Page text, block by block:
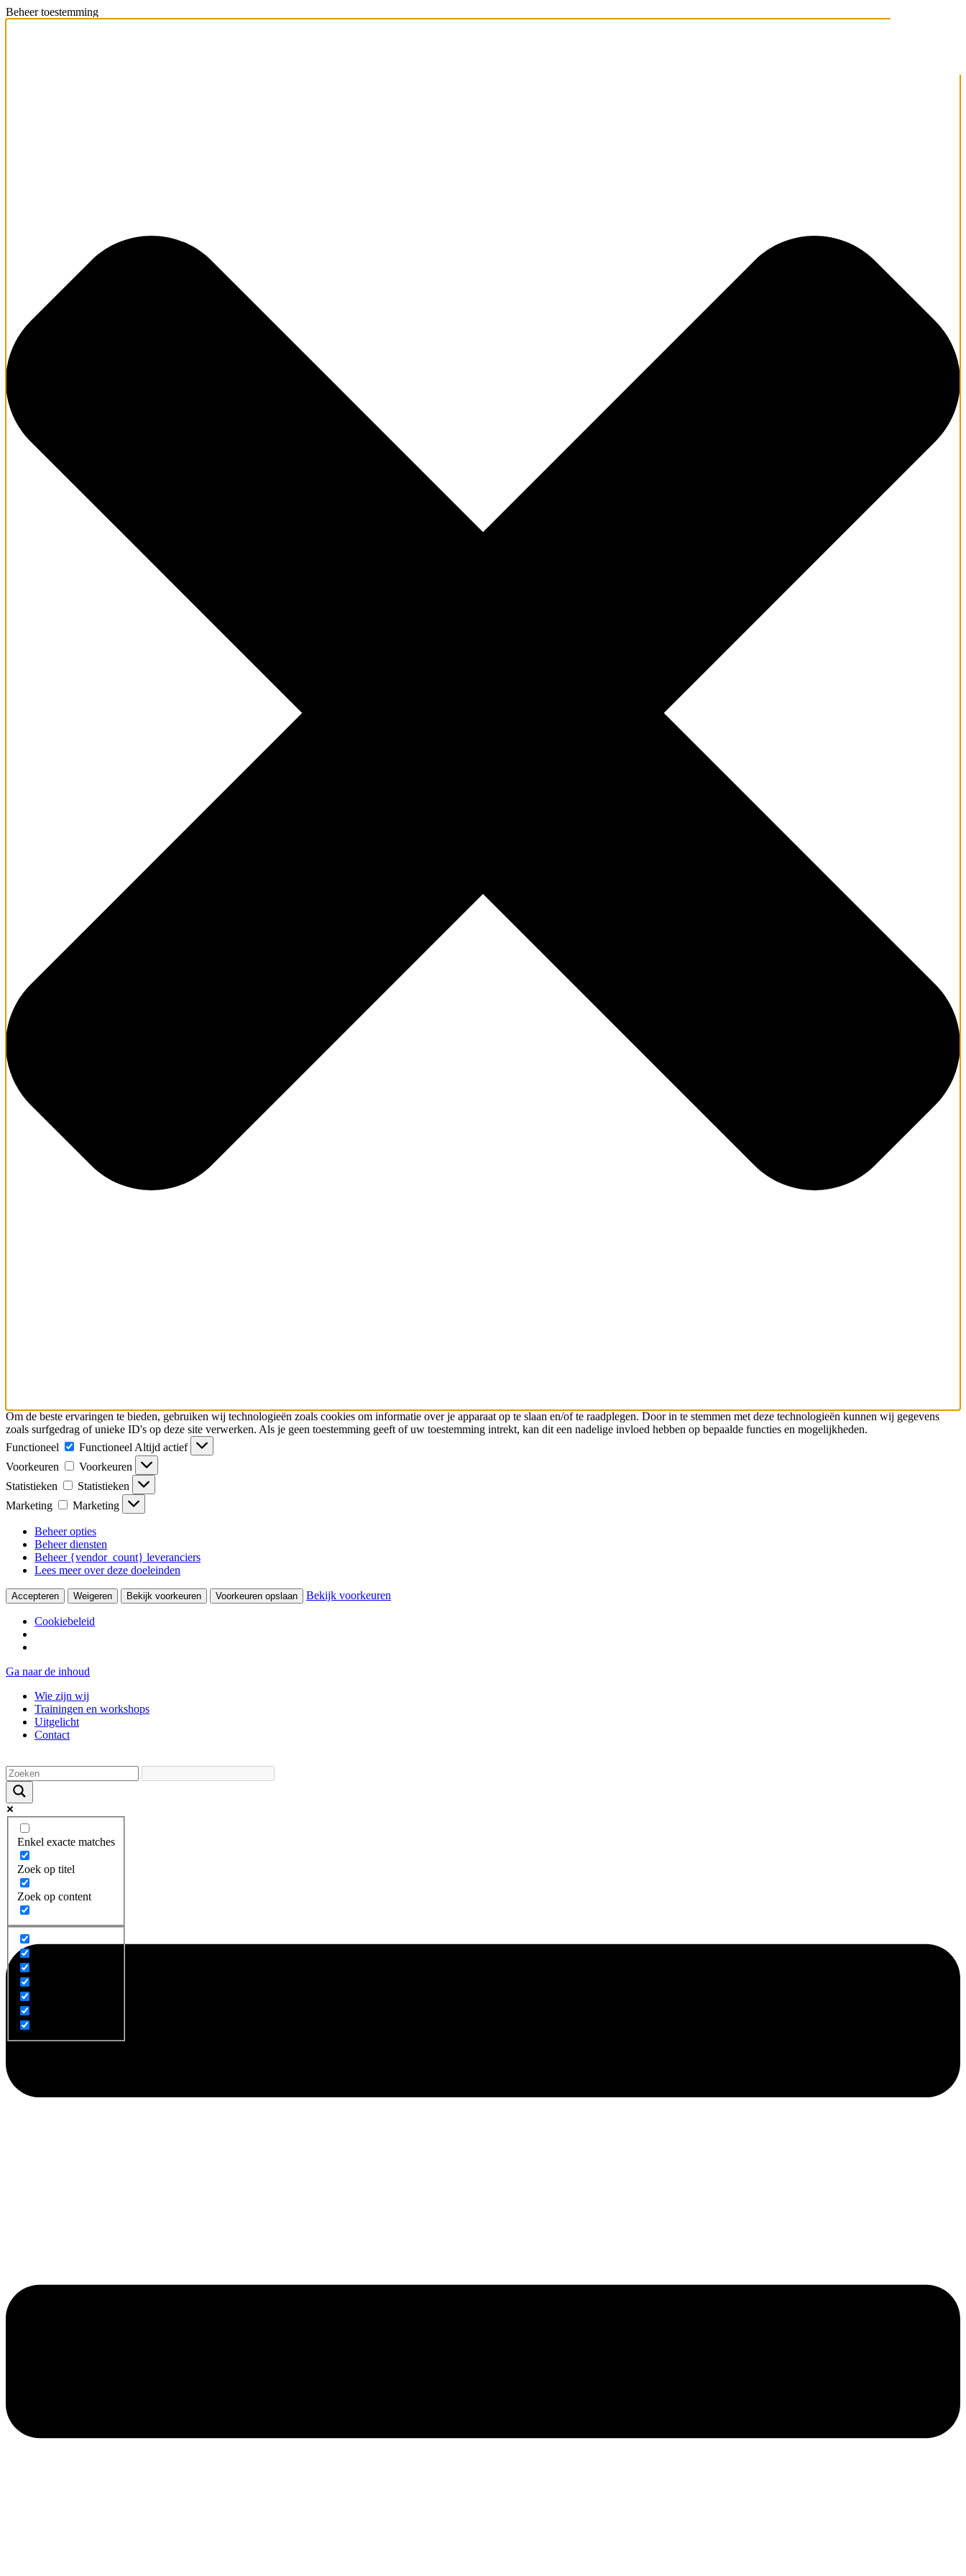
Beheer toestemming
Om de beste ervaringen te bieden, gebruiken wij technologieën zoals cookies om informatie over je apparaat op te slaan en/of te raadplegen. Door in te stemmen met deze technologieën kunnen wij gegevens
zoals surfgedrag of unieke ID's op deze site verwerken. Als je geen toestemming geeft of uw toestemming intrekt, kan dit een nadelige invloed hebben op bepaalde functies en mogelijkheden.
Functioneel
Functioneel Altijd actief
Voorkeuren
Voorkeuren
Statistieken
Statistieken
Marketing
Marketing
Beheer opties
Beheer diensten
Beheer {vendor_count} leveranciers
Lees meer over deze doeleinden
Accepteren Weigeren Bekijk voorkeuren Voorkeuren opslaan Bekijk voorkeuren
Cookiebeleid
Ga naar de inhoud
Wie zijn wij
Trainingen en workshops
Uitgelicht
Contact
Enkel exacte matches
Zoek op titel
Zoek op content